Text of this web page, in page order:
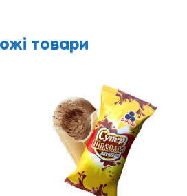
товари